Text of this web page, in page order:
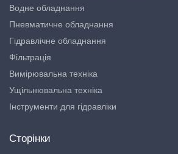
Водне обладнання
Пневматичне обладнання
Гідравлічне обладнання
Фільтрація
Вимірювальна техніка
Ущільнювальна техніка
Інструменти для гідравліки
Сторінки